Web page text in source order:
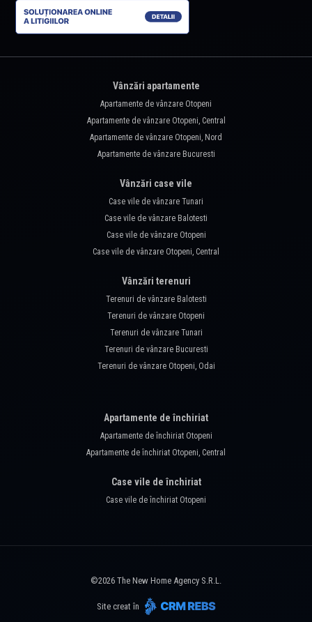
Vânzări apartamente
Apartamente de vânzare Otopeni
Apartamente de vânzare Otopeni, Central
Apartamente de vânzare Otopeni, Nord
Apartamente de vânzare Bucuresti
Vânzări case vile
Case vile de vânzare Tunari
Case vile de vânzare Balotesti
Case vile de vânzare Otopeni
Case vile de vânzare Otopeni, Central
Vânzări terenuri
Terenuri de vânzare Balotesti
Terenuri de vânzare Otopeni
Terenuri de vânzare Tunari
Terenuri de vânzare Bucuresti
Terenuri de vânzare Otopeni, Odai
Apartamente de închiriat
Apartamente de închiriat Otopeni
Apartamente de închiriat Otopeni, Central
Case vile de închiriat
Case vile de închiriat Otopeni
©2026 The New Home Agency S.R.L.
Site creat în